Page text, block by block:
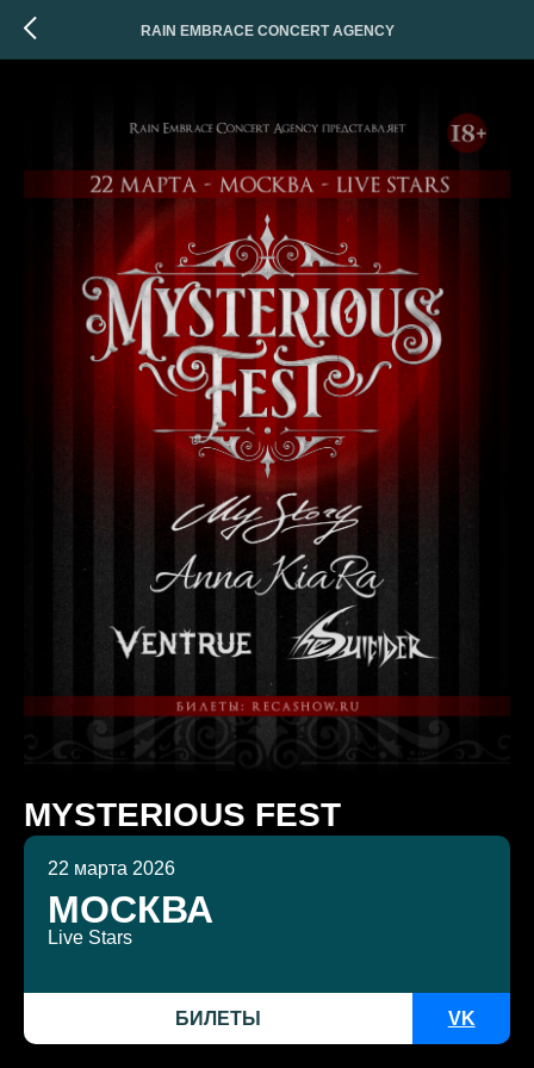
RAIN EMBRACE CONCERT AGENCY
MYSTERIOUS FEST
22 марта 2026
МОСКВА
Live Stars
БИЛЕТЫ VK